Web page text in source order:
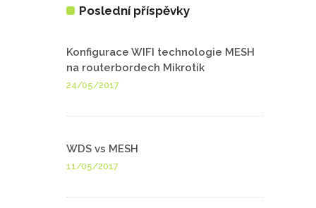
Poslední příspěvky
Konfigurace WIFI technologie MESH
na routerbordech Mikrotik
24/05/2017
WDS vs MESH
11/05/2017